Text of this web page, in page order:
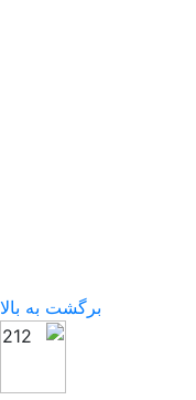
برگشت به بالا